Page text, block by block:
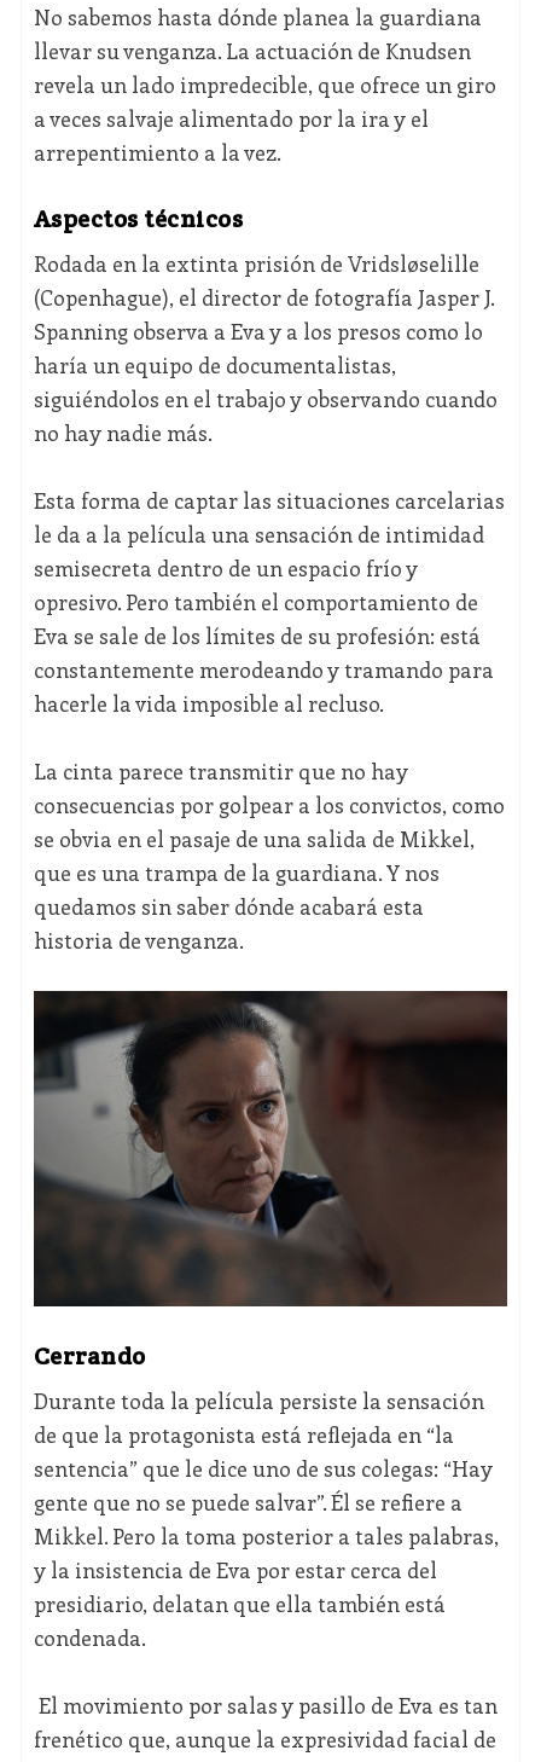
No sabemos hasta dónde planea la guardiana
llevar su venganza. La actuación de Knudsen
revela un lado impredecible, que ofrece un giro
a veces salvaje alimentado por la ira y el
arrepentimiento a la vez.
Aspectos técnicos
Rodada en la extinta prisión de Vridsløselille
(Copenhague), el director de fotografía Jasper J.
Spanning observa a Eva y a los presos como lo
haría un equipo de documentalistas,
siguiéndolos en el trabajo y observando cuando
no hay nadie más.
Esta forma de captar las situaciones carcelarias
le da a la película una sensación de intimidad
semisecreta dentro de un espacio frío y
opresivo. Pero también el comportamiento de
Eva se sale de los límites de su profesión: está
constantemente merodeando y tramando para
hacerle la vida imposible al recluso.
La cinta parece transmitir que no hay
consecuencias por golpear a los convictos, como
se obvia en el pasaje de una salida de Mikkel,
que es una trampa de la guardiana. Y nos
quedamos sin saber dónde acabará esta
historia de venganza.
Cerrando
Durante toda la película persiste la sensación
de que la protagonista está reflejada en “la
sentencia” que le dice uno de sus colegas: “Hay
gente que no se puede salvar”. Él se refiere a
Mikkel. Pero la toma posterior a tales palabras,
y la insistencia de Eva por estar cerca del
presidiario, delatan que ella también está
condenada.
El movimiento por salas y pasillo de Eva es tan
frenético que, aunque la expresividad facial de